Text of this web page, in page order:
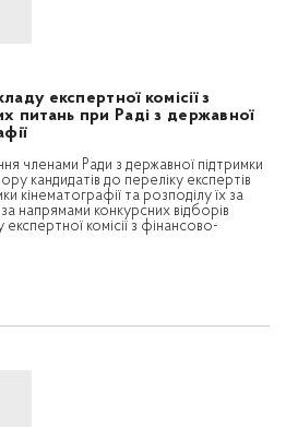
експертної комісії з
питань при Раді з державної
членами Ради з державної підтримки
кандидатів до переліку експертів
кінематографії та розподілу їх за
напрямами конкурсних відборів
комісії з фінансово-